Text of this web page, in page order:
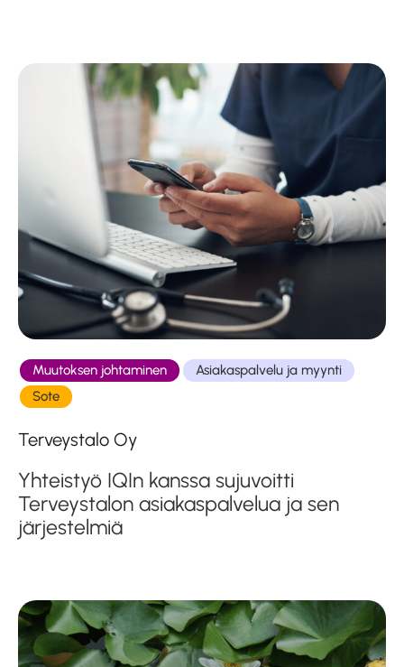
Muutoksen johtaminen
Asiakaspalvelu ja myynti
Sote
Terveystalo Oy
Yhteistyö IQIn kanssa sujuvoitti
Terveystalon asiakaspalvelua ja sen
järjestelmiä